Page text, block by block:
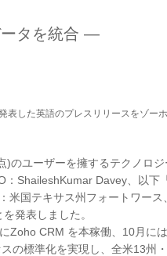
タを統合 ―
した英語のプレスリリースをゾー
のユーザーを擁するテクノロ
：ShaileshKumar Davey、以
米国テキサス州フォートワー
発表しました。
Zoho CRM を本稼働、10月に
の標準化を実現し、全米13州